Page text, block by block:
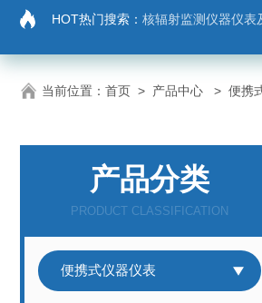
HOT热门搜索： 核辐射监测仪器仪表
当前位置： 首页 > 产品中心 > 便携
产品分类
PRODUCT CLASSIFICATION
便携式仪器仪表